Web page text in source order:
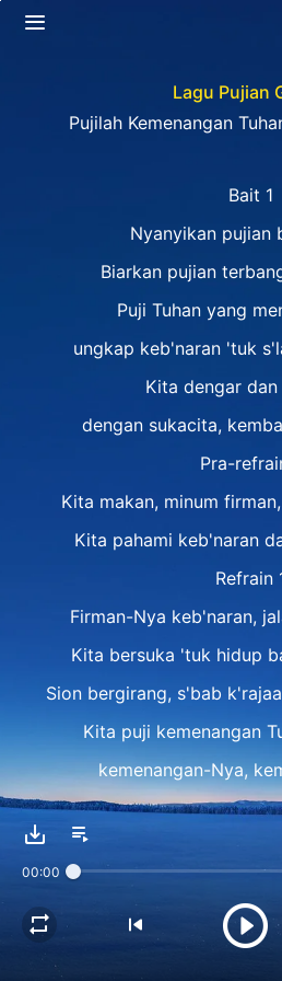
Lagu Pujian
Pujilah Kemenangan
Bait 1
Nyanyikan pujian
Biarkan pujian
Puji Tuhan yang
ungkap keb'naran 'tuk
Kita dengar
dengan sukacita,
Pra-
Kita makan, minum
Kita pahami keb'naran
Refrain
Firman-Nya keb'naran,
Kita bersuka 'tuk hidup
Sion bergirang, s'bab
Kita puji kemenangan
kemenangan-Nya,
Biarlah pujian s'rukan
00:00